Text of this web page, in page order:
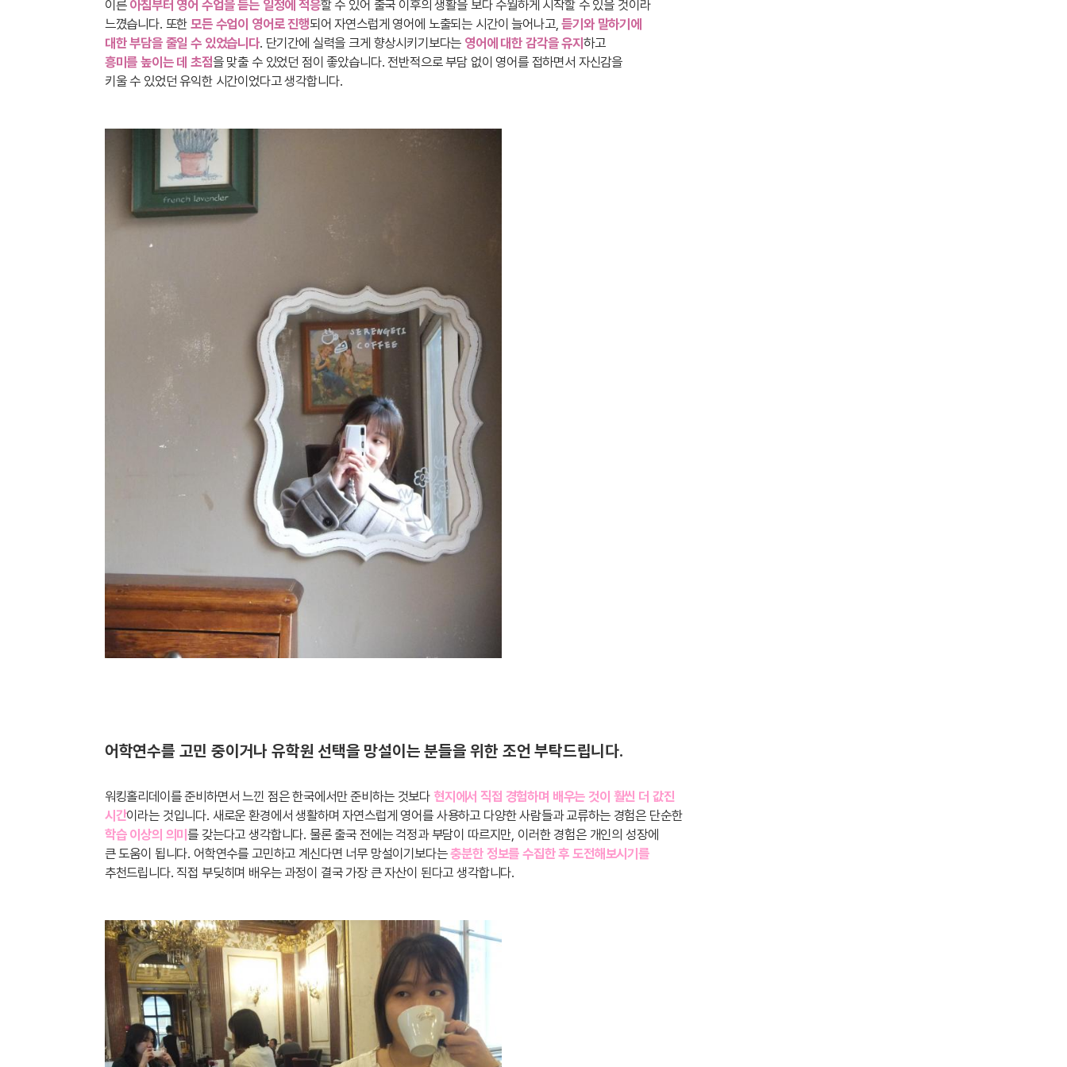
이른아침부터 영어 수업을 듣는 일정에 적응할 수 있어 출국 이후의 생활을 보다 수월하게 시작할 수 있을 것이라
느꼈습니다. 또한모든 수업이 영어로 진행되어 자연스럽게 영어에 노출되는 시간이 늘어나고,듣기와 말하기에
대한 부담을 줄일 수 있었습니다. 단기간에 실력을 크게 향상시키기보다는 영어에 대한 감각을 유지하고
흥미를 높이는 데 초점을 맞출 수 있었던 점이 좋았습니다. 전반적으로 부담 없이 영어를 접하면서 자신감을
키울 수 있었던 유익한 시간이었다고 생각합니다.
어학연수를 고민 중이거나 유학원 선택을 망설이는 분들을 위한 조언 부탁드립니다.
워킹홀리데이를 준비하면서 느낀 점은 한국에서만 준비하는 것보다 현지에서 직접 경험하며 배우는 것이 훨씬 더 값진
시간이라는 것입니다. 새로운 환경에서 생활하며 자연스럽게 영어를 사용하고 다양한 사람들과 교류하는 경험은 단순한
학습 이상의 의미를 갖는다고 생각합니다. 물론 출국 전에는 걱정과 부담이 따르지만, 이러한 경험은 개인의 성장에
큰 도움이 됩니다. 어학연수를 고민하고 계신다면 너무 망설이기보다는충분한 정보를 수집한 후 도전해보시기를
추천드립니다. 직접 부딪히며 배우는 과정이 결국 가장 큰 자산이 된다고 생각합니다.